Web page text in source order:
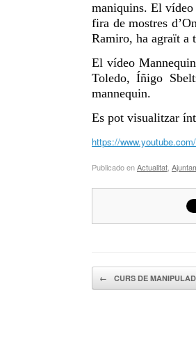
maniquins. El vídeo
fira de mostres
Ramiro, ha agraït a
El vídeo
Toledo, Íñigo
mannequin.
Es pot visualitzar
https://
Publicado enActualitat
Navegador de artículos
← CURS DE